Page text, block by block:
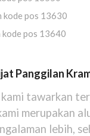
kode pos 13630
kode pos 13640
Panggilan
tawarkan
merupakan
lebih,